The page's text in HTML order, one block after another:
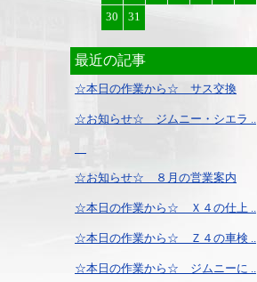
30
31
最近の記事
☆本日の作業から☆ サス交換
☆お知らせ☆ ジムニー・シエラ ..
☆お知らせ☆ ８月の営業案内
☆本日の作業から☆ Ｘ４の仕上 ..
☆本日の作業から☆ Ｚ４の車検 ..
☆本日の作業から☆ ジムニーに ..